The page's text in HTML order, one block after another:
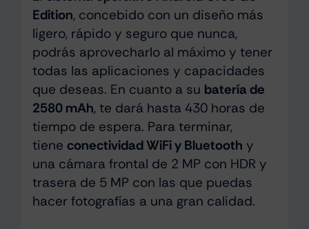
Edition, concebido con un diseño más
ligero, rápido y seguro que nunca,
podrás aprovecharlo al máximo y tener
todas las aplicaciones y capacidades
que deseas. En cuanto a su batería de
2580 mAh, te dará hasta 430 horas de
tiempo de espera. Para terminar,
tiene conectividad WiFi y Bluetooth y
una cámara frontal de 2 MP con HDR y
trasera de 5 MP con las que puedas
hacer fotografías a una gran calidad.